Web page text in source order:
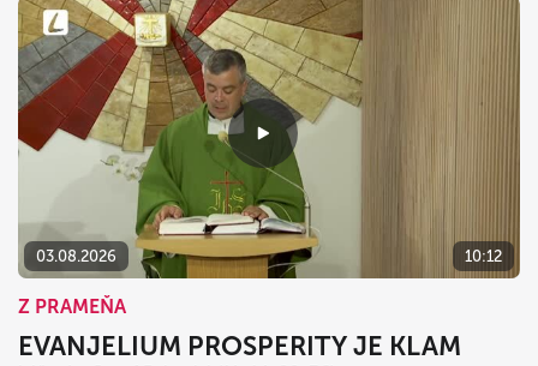
03.08.2026 10:12
Z PRAMEŇA
EVANJELIUM PROSPERITY JE KLAM